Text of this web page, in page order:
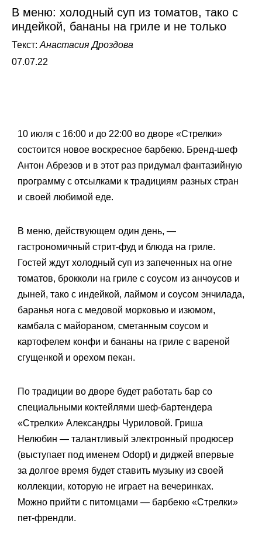
В меню: холодный суп из томатов, тако с
индейкой, бананы на гриле и не только
Текст:Анастасия Дроздова
07.07.22
10 июля с 16:00 и до 22:00 во дворе «Стрелки»
состоится новое воскресное барбекю. Бренд-шеф
Антон Абрезов и в этот раз придумал фантазийную
программу с отсылками к традициям разных стран
и своей любимой еде.
В меню, действующем один день, —
гастрономичный стрит-фуд и блюда на гриле.
Гостей ждут холодный суп из запеченных на огне
томатов, брокколи на гриле с соусом из анчоусов и
дыней, тако с индейкой, лаймом и соусом энчилада,
баранья нога с медовой морковью и изюмом,
камбала с майораном, сметанным соусом и
картофелем конфи и бананы на гриле с вареной
сгущенкой и орехом пекан.
По традиции во дворе будет работать бар со
специальными коктейлями шеф-бартендера
«Стрелки» Александры Чуриловой. Гриша
Нелюбин — талантливый электронный продюсер
(выступает под именем Odopt) и диджей впервые
за долгое время будет ставить музыку из своей
коллекции, которую не играет на вечеринках.
Можно прийти с питомцами — барбекю «Стрелки»
пет-френдли.